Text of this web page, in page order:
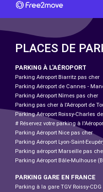
PLACES DE
PARKING À L'AÉROPORT
Parking Aéroport Biarritz pas cher
Parking Aéroport de Cannes -
Parking Aéroport Nîmes pas cher
Parking pas cher à l’Aéroport de
Parking Aéroport Roissy-Charles
# Réservez votre parking à
Parking Aéroport Nice pas cher
Parking Aéroport Lyon-Saint-
Parking aéroport Marseille pas
Parking Aéroport Bâle-Mulhouse
PARKING GARE EN FRANCE
Parking à la gare TGV Roissy-CDG